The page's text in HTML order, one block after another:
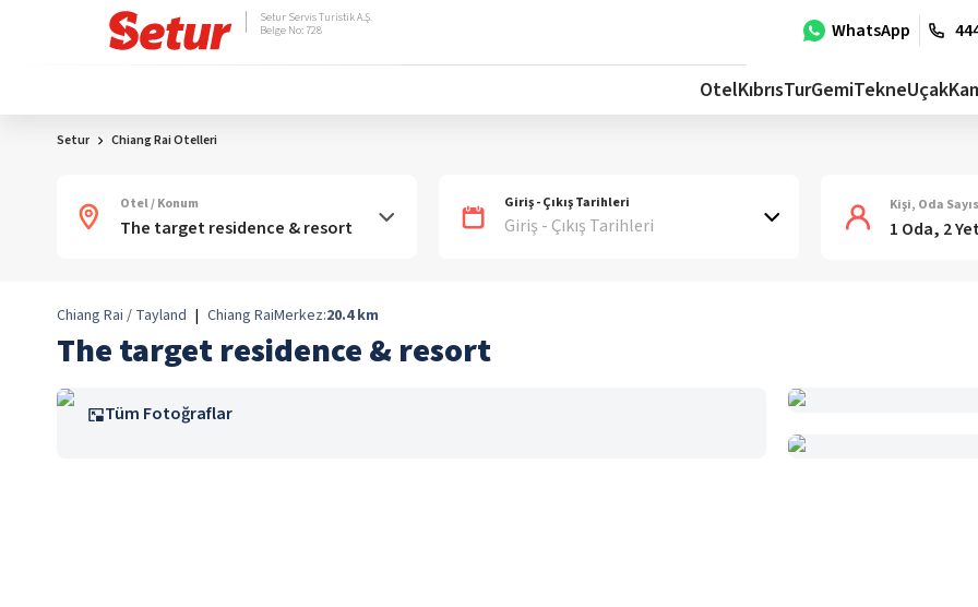
WhatsApp
Setur Servis Turistik A.Ş.
Belge No: 728
OtelKıbrısTurGemiTekneUçak
Setur Chiang Rai Otelleri
Otel / Konum Giriş - Çıkış Tarihleri
Giriş - Çıkış Tarihleri
Kişi, Oda
1 Oda, 2
Chiang Rai / Tayland | Chiang RaiMerkez:20.4 km
The target residence & resort
Tüm Fotoğraflar